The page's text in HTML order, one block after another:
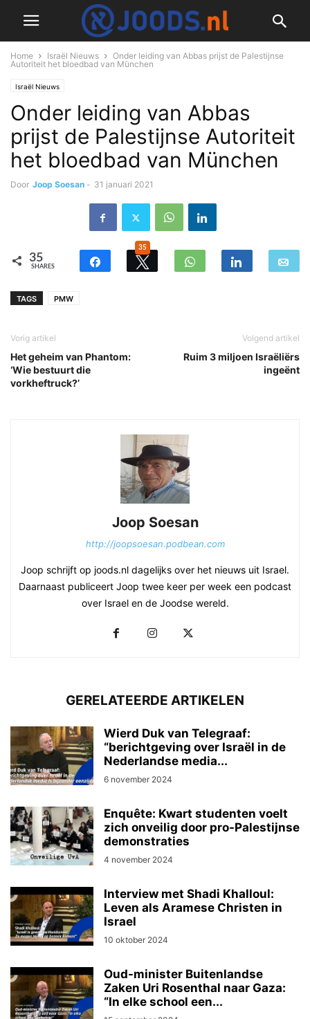
Home Israël Nieuws
Onder leiding van Abbas prijst de Palestijnse
Autoriteit het bloedbad van München
Israël Nieuws
Onder leiding van Abbas
prijst de Palestijnse Autoriteit
het bloedbad van München
Door Joop Soesan - 31 januari 2021
35
SHARES
35
TAGS PMW
Vorig artikel
Het geheim van Phantom:
‘Wie bestuurt die
vorkheftruck?’
Volgend artikel
Ruim 3 miljoen Israëliërs
ingeënt
Joop Soesan
http://joopsoesan.podbean.com
Joop schrijft op joods.nl dagelijks over het nieuws uit Israel.
Daarnaast publiceert Joop twee keer per week een podcast
over Israel en de Joodse wereld.
GERELATEERDE ARTIKELEN
Wierd Duk van Telegraaf:
“berichtgeving over Israël in de
Nederlandse media...
6 november 2024
Enquête: Kwart studenten voelt
zich onveilig door pro-Palestijnse
demonstraties
4 november 2024
Interview met Shadi Khalloul:
Leven als Aramese Christen in
Israel
10 oktober 2024
Oud-minister Buitenlandse
Zaken Uri Rosenthal naar Gaza:
“In elke school een...